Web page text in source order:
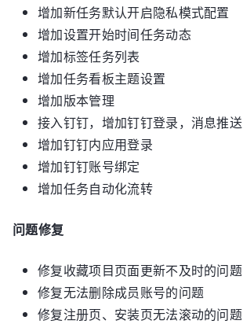
增加新任务默认开启隐私模式配置
增加设置开始时间任务动态
增加标签任务列表
增加任务看板主题设置
增加版本管理
接入钉钉，增加钉钉登录，消息推送
增加钉钉内应用登录
增加钉钉账号绑定
增加任务自动化流转
问题修复
修复收藏项目页面更新不及时的问题
修复无法删除成员账号的问题
修复注册页、安装页无法滚动的问题